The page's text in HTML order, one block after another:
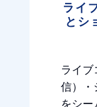
ライ
とシ
ライブ
信）・
をシー